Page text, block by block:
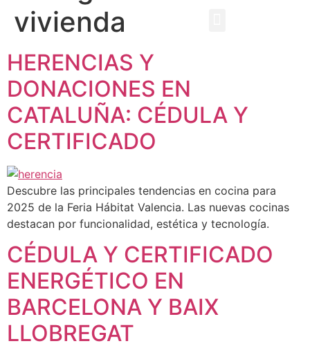
vivienda
HERENCIAS Y
DONACIONES EN
CATALUÑA: CÉDULA Y
CERTIFICADO
Descubre las principales tendencias en cocina para
2025 de la Feria Hábitat Valencia. Las nuevas cocinas
destacan por funcionalidad, estética y tecnología.
CÉDULA Y CERTIFICADO
ENERGÉTICO EN
BARCELONA Y BAIX
LLOBREGAT